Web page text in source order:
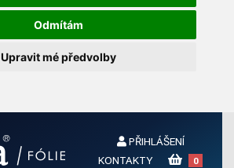
Odmítám
Upravit mé předvolby
PŘIHLÁŠENÍ
KONTAKTY
0